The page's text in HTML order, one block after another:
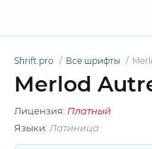
Shrift.pro Все шрифты
Merlod
Лицензия: Платный
Языки: Латиница